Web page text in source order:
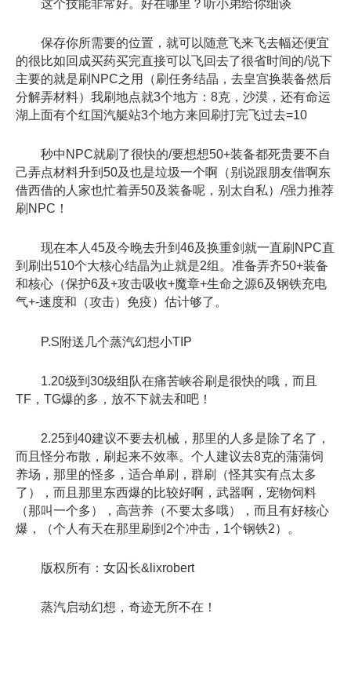
这个技能非常好。好在哪里？听小弟给你细谈
保存你所需要的位置，就可以随意飞来飞去幅还便宜
的很比如回成买药买完直接可以飞回去了很省时间的/说下
主要的就是刷NPC之用（刷任务结晶，去皇宫换装备然后
分解弄材料）我刷地点就3个地方：8克，沙漠，还有命运
湖上面有个红国汽艇站3个地方来回刷打完飞过去=10
秒中NPC就刷了很快的/要想想50+装备都死贵要不自
己弄点材料升到50及也是垃圾一个啊（别说跟朋友借啊东
借西借的人家也忙着弄50及装备呢，别太自私）/强力推荐
刷NPC！
现在本人45及今晚去升到46及换重剑就一直刷NPC直
到刷出510个大核心结晶为止就是2组。准备弄齐50+装备
和核心（保护6及+攻击吸收+魔章+生命之源6及钢铁充电
气+-速度和（攻击）免疫）估计够了。
P.S附送几个蒸汽幻想小TIP
1.20级到30级组队在痛苦峡谷刷是很快的哦，而且
TF，TG爆的多，放不下就去和吧！
2.25到40建议不要去机械，那里的人多是除了名了，
而且怪分布散，刷起来不效率。个人建议去8克的蒲蒲饲
养场，那里的怪多，适合单刷，群刷（怪其实有点太多
了），而且那里东西爆的比较好啊，武器啊，宠物饲料
（那叫一个多），高营养（不要太多哦），而且有好核心
爆，（个人有天在那里刷到2个冲击，1个钢铁2）。
版权所有：女囚长&lixrobert
蒸汽启动幻想，奇迹无所不在！